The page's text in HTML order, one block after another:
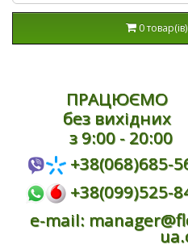
0
ПРАЦЮЄМО
без вихідних
з 9:00 - 20:00
+38(068)685-
+38(099)525-
e-mail: